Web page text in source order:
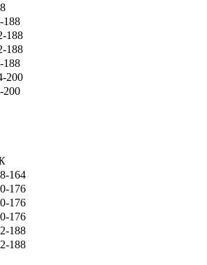
188
188
188
188
200
200
164
176
176
176
188
188